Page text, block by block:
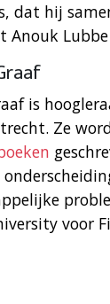
dat hij
Anouk
is
Ze
voor